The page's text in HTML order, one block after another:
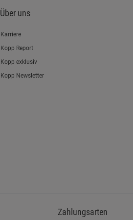
Über uns
Karriere
Kopp Report
Kopp exklusiv
Kopp Newsletter
Zahlungsarten